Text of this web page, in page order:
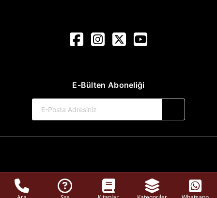
E-Bülten Aboneliği